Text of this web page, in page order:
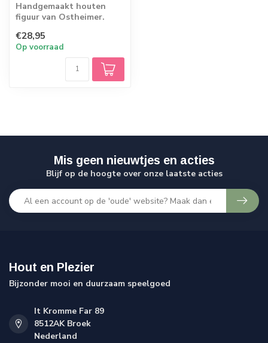
Handgemaakt houten
figuur van Ostheimer.
€28,95
Op voorraad
Mis geen nieuwtjes en acties
Blijf op de hoogte over onze laatste acties
Hout en Plezier
Bijzonder mooi en duurzaam speelgoed
It Kromme Far 89
8512AK Broek
Nederland